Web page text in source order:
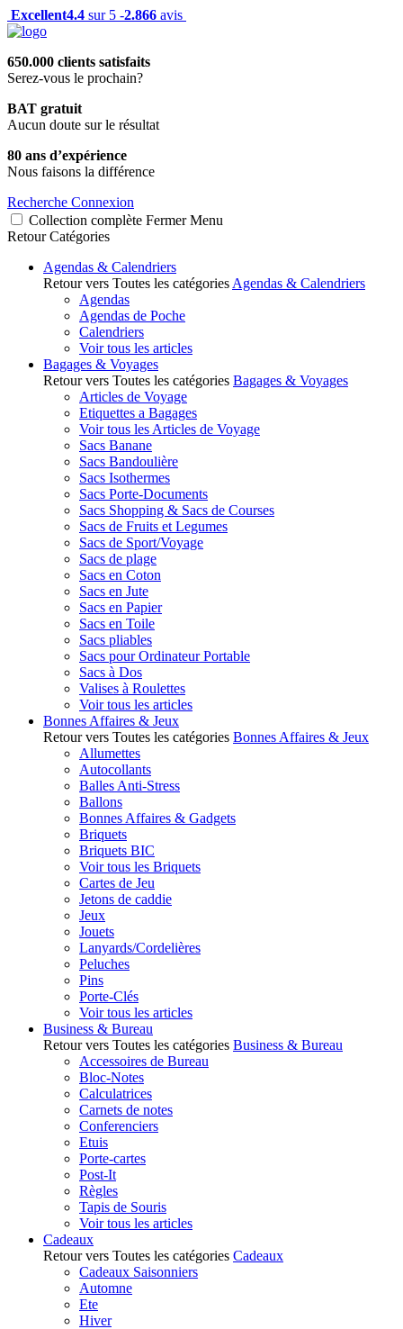
Excellent4.4 sur 5 -2.866 avis
650.000 clients satisfaits
Serez-vous le prochain?
BAT gratuit
Aucun doute sur le résultat
80 ans d’expérience
Nous faisons la différence
Recherche Connexion
Collection complète Fermer Menu
Retour Catégories
Agendas & Calendriers
Retour vers Toutes les catégories Agendas & Calendriers
Agendas
Agendas de Poche
Calendriers
Voir tous les articles
Bagages & Voyages
Retour vers Toutes les catégories Bagages & Voyages
Articles de Voyage
Etiquettes a Bagages
Voir tous les Articles de Voyage
Sacs Banane
Sacs Bandoulière
Sacs Isothermes
Sacs Porte-Documents
Sacs Shopping & Sacs de Courses
Sacs de Fruits et Legumes
Sacs de Sport/Voyage
Sacs de plage
Sacs en Coton
Sacs en Jute
Sacs en Papier
Sacs en Toile
Sacs pliables
Sacs pour Ordinateur Portable
Sacs à Dos
Valises à Roulettes
Voir tous les articles
Bonnes Affaires & Jeux
Retour vers Toutes les catégories Bonnes Affaires & Jeux
Allumettes
Autocollants
Balles Anti-Stress
Ballons
Bonnes Affaires & Gadgets
Briquets
Briquets BIC
Voir tous les Briquets
Cartes de Jeu
Jetons de caddie
Jeux
Jouets
Lanyards/Cordelières
Peluches
Pins
Porte-Clés
Voir tous les articles
Business & Bureau
Retour vers Toutes les catégories Business & Bureau
Accessoires de Bureau
Bloc-Notes
Calculatrices
Carnets de notes
Conferenciers
Etuis
Porte-cartes
Post-It
Règles
Tapis de Souris
Voir tous les articles
Cadeaux
Retour vers Toutes les catégories Cadeaux
Cadeaux Saisonniers
Automne
Ete
Hiver